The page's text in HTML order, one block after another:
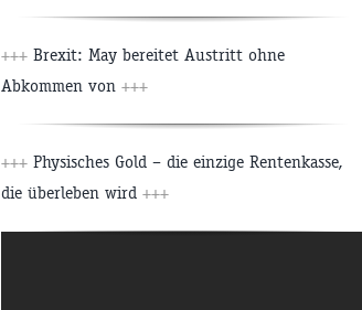
+++ Brexit: May bereitet Austritt ohne
Abkommen von +++
+++ Physisches Gold – die einzige Rentenkasse,
die überleben wird +++